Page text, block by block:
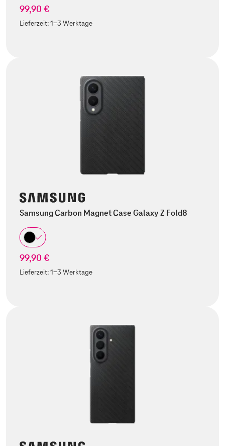
99,90 €
Lieferzeit:1-3 Werktage
Samsung Carbon Magnet Case Galaxy Z Fold8
99,90 €
Lieferzeit:1-3 Werktage